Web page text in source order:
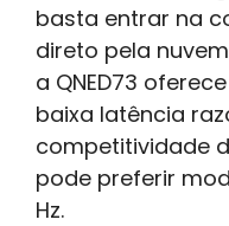
basta entrar na
direto pela
a QNED73
baixa latência
competitividade
pode preferir
Hz.